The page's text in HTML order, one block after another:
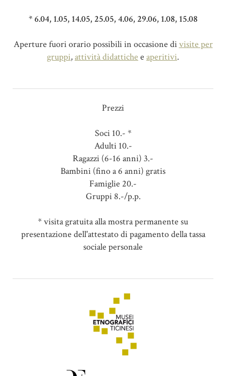
* 6.04, 1.05, 14.05, 25.05, 4.06, 29.06, 1.08, 15.08
Aperture fuori orario possibili in occasione divisite per
gruppi,attività didattiche e aperitivi.
Prezzi
Soci 10.- *
Adulti 10.-
Ragazzi (6-16 anni) 3.-
Bambini (fino a 6 anni) gratis
Famiglie 20.-
Gruppi 8.-/p.p.
* visita gratuita alla mostra permanente su
presentazione dell'attestato di pagamento della tassa
sociale personale